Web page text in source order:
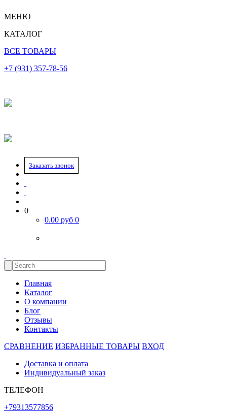
МЕНЮ
КАТАЛОГ
ВСЕ ТОВАРЫ
+7 (931) 357-78-56
Заказать звонок
0
0.00 руб 0
Главная
Каталог
О компании
Блог
Отзывы
Контакты
СРАВНЕНИЕ ИЗБРАННЫЕ ТОВАРЫ ВХОД
Доставка и оплата
Индивидуальный заказ
ТЕЛЕФОН
+79313577856